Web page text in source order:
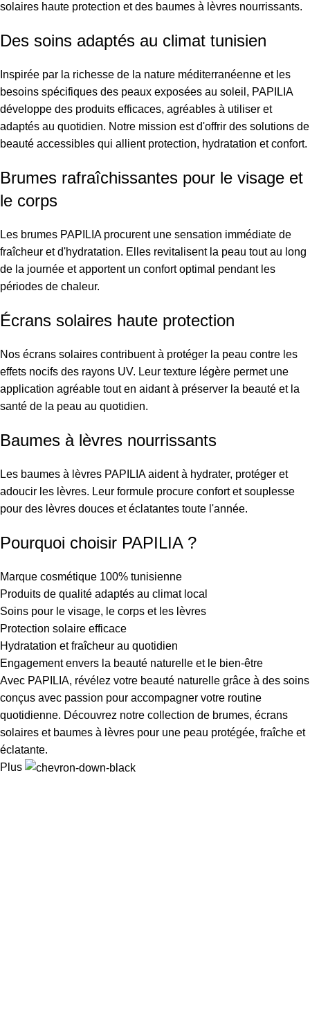
solaires haute protection et des baumes à lèvres nourrissants.
Des soins adaptés au climat tunisien
Inspirée par la richesse de la nature méditerranéenne et les
besoins spécifiques des peaux exposées au soleil, PAPILIA
développe des produits efficaces, agréables à utiliser et
adaptés au quotidien. Notre mission est d'offrir des solutions de
beauté accessibles qui allient protection, hydratation et confort.
Brumes rafraîchissantes pour le visage et
le corps
Les brumes PAPILIA procurent une sensation immédiate de
fraîcheur et d'hydratation. Elles revitalisent la peau tout au long
de la journée et apportent un confort optimal pendant les
périodes de chaleur.
Écrans solaires haute protection
Nos écrans solaires contribuent à protéger la peau contre les
effets nocifs des rayons UV. Leur texture légère permet une
application agréable tout en aidant à préserver la beauté et la
santé de la peau au quotidien.
Baumes à lèvres nourrissants
Les baumes à lèvres PAPILIA aident à hydrater, protéger et
adoucir les lèvres. Leur formule procure confort et souplesse
pour des lèvres douces et éclatantes toute l'année.
Pourquoi choisir PAPILIA ?
Marque cosmétique 100% tunisienne
Produits de qualité adaptés au climat local
Soins pour le visage, le corps et les lèvres
Protection solaire efficace
Hydratation et fraîcheur au quotidien
Engagement envers la beauté naturelle et le bien-être
Avec PAPILIA, révélez votre beauté naturelle grâce à des soins
conçus avec passion pour accompagner votre routine
quotidienne. Découvrez notre collection de brumes, écrans
solaires et baumes à lèvres pour une peau protégée, fraîche et
éclatante.
Plus